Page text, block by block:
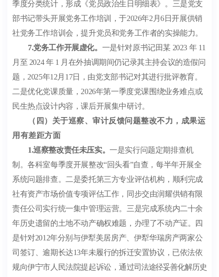
季度分类统计，形成《党员政治生日明细表》。三是党支
部书记带头开展党务工作培训，于2026年2 月6日开展供销
社党务工作培训会，提升党员和党务工作者的实操能力。
7.党务工作开展虚化。 一是针对原书记田某 2023 年 11
月至 2024年 1 月在外抽调期间仍记录其主持会议的造假问
题， 2025年12月 17日，由党支部书记对其进行批评教育。
二是优化党课质量， 2026年第一季度党课围绕业务难点或
民生热点设计内容，课后开展集中研讨。
（四）关于巡察、审计反馈问题整改不力，成果运
用有差距方面
1.巡察整改责任未压实。一是实行问题定期排查机
制 。各科室每季度开展整改“回头看”自查，每半年开展全
系统问题排查。二是委托第三方专业评估机构，顺利完成
社有资产市场价值专项评估工作，同步交由润耀供销有限
责任公司实行统一集中管理运营。三是完成系统内二十余
年历史遗留的土地不动产确权难题，办理了不动产证。四
是针对2012年分别与伊犁美居房产、伊犁华瑞房产两家公
司签订、逾期长达13年未履行的拆迁安置协议，已依法依
规向伊宁市人民法院提起诉讼，通过司法途径妥善化解历史